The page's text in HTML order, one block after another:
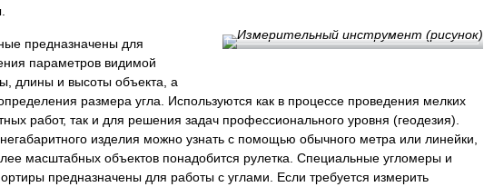
предназначены для
параметров видимой
длины и высоты объекта, а
размера угла. Используются как в процессе проведения мелких
работ, так и для решения задач профессионального уровня (геодезия).
изделия можно узнать с помощью обычного метра или линейки,
масштабных объектов понадобится рулетка. Специальные угломеры и
предназначены для работы с углами. Если требуется измерить